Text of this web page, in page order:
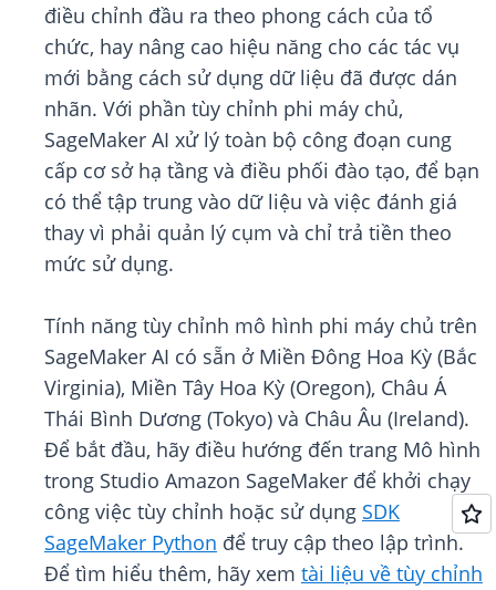
điều chỉnh đầu ra theo phong cách của tổ
chức, hay nâng cao hiệu năng cho các tác vụ
mới bằng cách sử dụng dữ liệu đã được dán
nhãn. Với phần tùy chỉnh phi máy chủ,
SageMaker AI xử lý toàn bộ công đoạn cung
cấp cơ sở hạ tầng và điều phối đào tạo, để bạn
có thể tập trung vào dữ liệu và việc đánh giá
thay vì phải quản lý cụm và chỉ trả tiền theo
mức sử dụng.
Tính năng tùy chỉnh mô hình phi máy chủ trên
SageMaker AI có sẵn ở Miền Đông Hoa Kỳ (Bắc
Virginia), Miền Tây Hoa Kỳ (Oregon), Châu Á
Thái Bình Dương (Tokyo) và Châu Âu (Ireland).
Để bắt đầu, hãy điều hướng đến trang Mô hình
trong Studio Amazon SageMaker để khởi chạy
công việc tùy chỉnh hoặc sử dụng SDK
SageMaker Python để truy cập theo lập trình.
Để tìm hiểu thêm, hãy xem tài liệu về tùy chỉnh